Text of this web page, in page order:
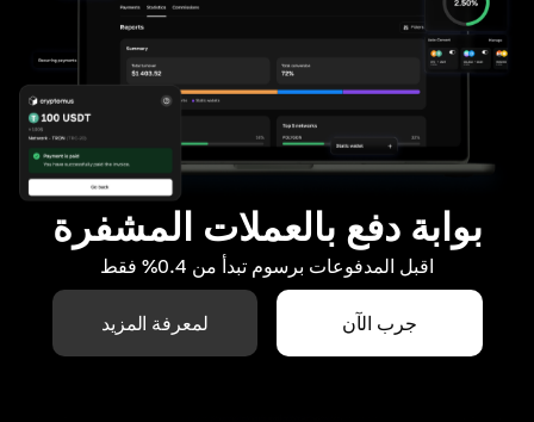
بوابة دفع بالعملات المشفرة
اقبل المدفوعات برسوم تبدأ من 0.4% فقط
جرب الآن لمعرفة المزيد